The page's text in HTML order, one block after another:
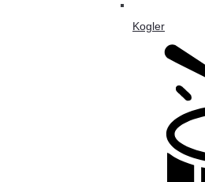
Kogler